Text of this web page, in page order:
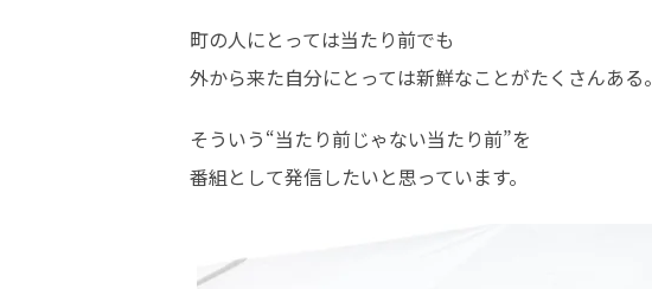
町の人にとっては当たり前でも
外から来た自分にとっては新鮮なことがたくさんある。
そういう“当たり前じゃない当たり前”を
番組として発信したいと思っています。